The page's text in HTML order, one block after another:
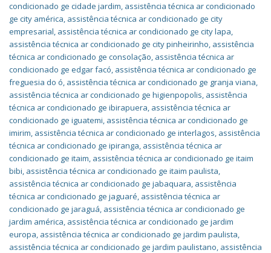
condicionado ge cidade jardim, assistência técnica ar condicionado
ge city américa, assistência técnica ar condicionado ge city
empresarial, assistência técnica ar condicionado ge city lapa,
assistência técnica ar condicionado ge city pinheirinho, assistência
técnica ar condicionado ge consolação, assistência técnica ar
condicionado ge edgar facó, assistência técnica ar condicionado ge
freguesia do ó, assistência técnica ar condicionado ge granja viana,
assistência técnica ar condicionado ge higienpopolis, assistência
técnica ar condicionado ge ibirapuera, assistência técnica ar
condicionado ge iguatemi, assistência técnica ar condicionado ge
imirim, assistência técnica ar condicionado ge interlagos, assistência
técnica ar condicionado ge ipiranga, assistência técnica ar
condicionado ge itaim, assistência técnica ar condicionado ge itaim
bibi, assistência técnica ar condicionado ge itaim paulista,
assistência técnica ar condicionado ge jabaquara, assistência
técnica ar condicionado ge jaguaré, assistência técnica ar
condicionado ge jaraguá, assistência técnica ar condicionado ge
jardim américa, assistência técnica ar condicionado ge jardim
europa, assistência técnica ar condicionado ge jardim paulista,
assistência técnica ar condicionado ge jardim paulistano, assistência